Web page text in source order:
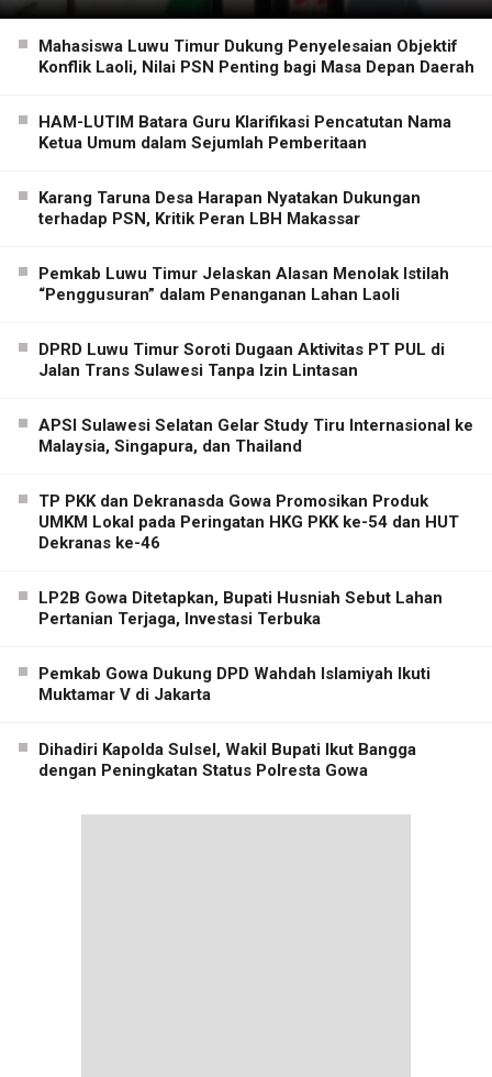
Mahasiswa Luwu Timur Dukung Penyelesaian Objektif
Konflik Laoli, Nilai PSN Penting bagi Masa Depan Daerah
HAM-LUTIM Batara Guru Klarifikasi Pencatutan Nama
Ketua Umum dalam Sejumlah Pemberitaan
Karang Taruna Desa Harapan Nyatakan Dukungan
terhadap PSN, Kritik Peran LBH Makassar
Pemkab Luwu Timur Jelaskan Alasan Menolak Istilah
“Penggusuran” dalam Penanganan Lahan Laoli
DPRD Luwu Timur Soroti Dugaan Aktivitas PT PUL di
Jalan Trans Sulawesi Tanpa Izin Lintasan
APSI Sulawesi Selatan Gelar Study Tiru Internasional ke
Malaysia, Singapura, dan Thailand
TP PKK dan Dekranasda Gowa Promosikan Produk
UMKM Lokal pada Peringatan HKG PKK ke-54 dan HUT
Dekranas ke-46
LP2B Gowa Ditetapkan, Bupati Husniah Sebut Lahan
Pertanian Terjaga, Investasi Terbuka
Pemkab Gowa Dukung DPD Wahdah Islamiyah Ikuti
Muktamar V di Jakarta
Dihadiri Kapolda Sulsel, Wakil Bupati Ikut Bangga
dengan Peningkatan Status Polresta Gowa